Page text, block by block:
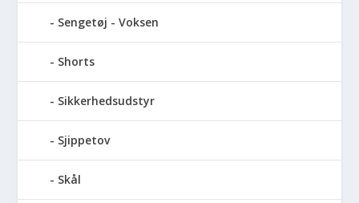
Sengetøj - Voksen
Shorts
Sikkerhedsudstyr
Sjippetov
Skål